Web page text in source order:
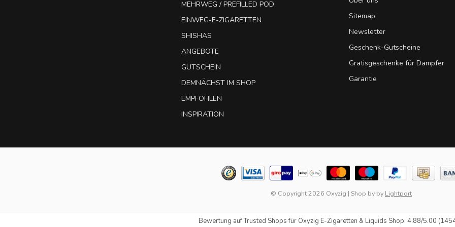
MEHRWEG / PREFILLED POD
EINWEG-E-ZIGARETTEN
SHISHAS
ANGEBOTE
GUTSCHEIN
DEMNÄCHST IM SHOP
EMPFOHLEN
INSPIRATION
Sitemap
Newsletter
Geschenk-Gutscheine
Gratisgeschenke für Dampfer
Garantie
© Copyright 2026 Oxyzig | Shop by by Lightport
Bewertung aufTrusted Shopsfür Oxyzig E-Zigaretten & Liquids Shop: 4.88/5.00